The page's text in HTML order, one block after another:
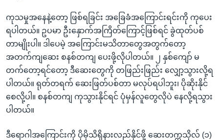
ကုသမှုအနေနဲ့တော့ ဖြစ်ရခြင်း အခြေခံအကြောင်းရင်းကို ကုပေး
ရပါတယ်။ ဥပမာ ဦးနှောက်အကြိတ်ကြောင့်ဖြစ်ရင် ခွဲထုတ်ပစ်
တာမျိုးပါ။ ဒါပေမဲ့ အကြောင်းမသိတာတွေအတွက်တော့
အတက်ကျဆေး စနစ်တကျ ပေးဖို့လိုပါတယ်။ ၂ နှစ်ကျော် မ
တက်တော့ရင်တော့ ဒီဆေးတွေကို တဖြည်းဖြည်း လျှော့သွားလို့ရ
ပါတယ်။ ရုတ်တရက် ဆေးဖြတ်ပစ်တာ မလုပ်ရပါဘူး၊ ပိုဆိုးနိုင်
စေလို့ပါ။ စနစ်တကျ ကုသွားနိုင်ရင် ပုံမှန်လူတွေလိုပဲ နေလို့ရသွား
ပါတယ်။
ဒီရောဂါအကြောင်းကို ပိုမိုသိရှိနားလည်နိုင်ဖို့ ဆေးတက္ကသိုလ် (၁)